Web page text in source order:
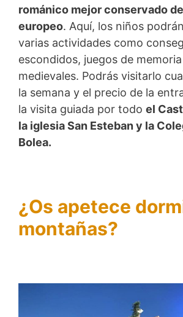
románico mejor conservado
europeo. Aquí, los niños
varias actividades como
escondidos, juegos de
medievales. Podrás visitarlo
la semana y el precio de la
la visita guiada por todo el
la iglesia San Esteban y la
Bolea.
¿Os apetece
montañas?